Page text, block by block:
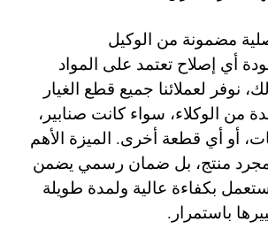
مضمونة من الوكيل
أي إصلاح تعتمد على المواد
نوفر لعملائنا جميع قطع الغيار
من الوكلاء، سواء كانت صنابير،
أو أي قطعة أخرى. الميزة الأهم
مجرد منتج، بل ضمان رسمي يضمن
بكفاءة عالية ولمدة طويلة
باستمرار.